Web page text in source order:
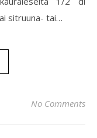
sitruuna- tai…
No Comments